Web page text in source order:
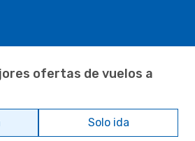
ofertas de vuelos a
Solo ida